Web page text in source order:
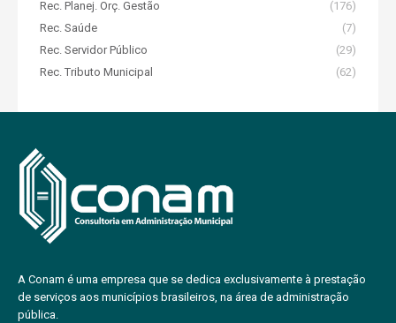
Rec. Planej. Orç. Gestão
(176)
Rec. Saúde
(7)
Rec. Servidor Público
(29)
Rec. Tributo Municipal
(62)
A Conam é uma empresa que se dedica exclusivamente à prestação
de serviços aos municípios brasileiros, na área de administração
pública.